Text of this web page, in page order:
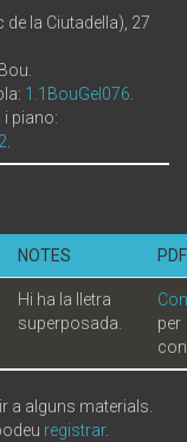
la Ciutadella), 27
1.1BouGel076
i piano:
NOTES PDF
Hi ha la lletra
superposada.
per
a alguns materials.
registrar.